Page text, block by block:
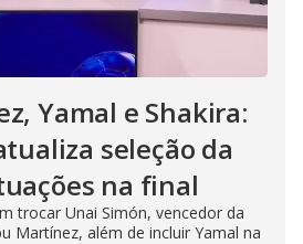
Yamal e Shakira:
seleção da
na final
trocar Unai Simón, vencedor da
Martínez, além de incluir Yamal na